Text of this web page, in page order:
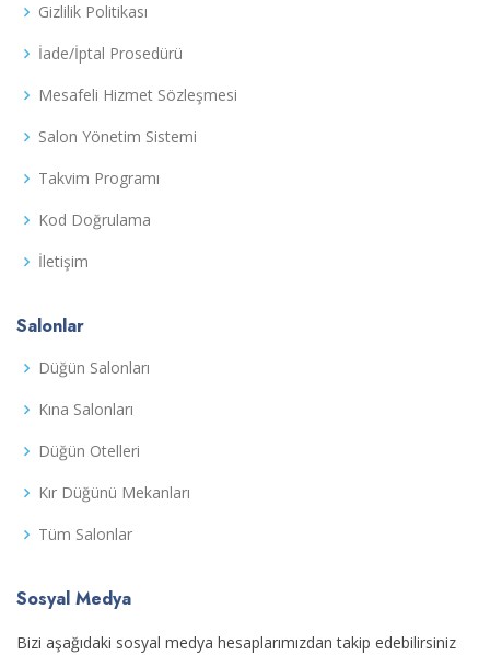
Gizlilik Politikası
İade/İptal Prosedürü
Mesafeli Hizmet Sözleşmesi
Salon Yönetim Sistemi
Takvim Programı
Kod Doğrulama
İletişim
Salonlar
Düğün Salonları
Kına Salonları
Düğün Otelleri
Kır Düğünü Mekanları
Tüm Salonlar
Sosyal Medya
Bizi aşağıdaki sosyal medya hesaplarımızdan takip edebilirsiniz